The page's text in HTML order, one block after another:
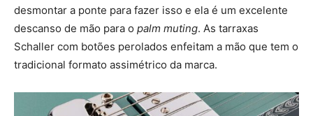
desmontar a ponte para fazer isso e ela é um excelente
descanso de mão para o palm muting. As tarraxas
Schaller com botões perolados enfeitam a mão que tem o
tradicional formato assimétrico da marca.